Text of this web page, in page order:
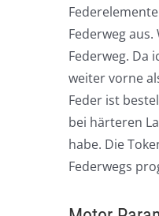
Federweg
Federweg. Da
weiter vorne
Feder ist
bei härteren
habe. Die
Federwegs